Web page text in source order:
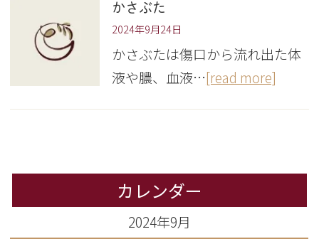
かさぶた
2024年9月24日
かさぶたは傷口から流れ出た体
液や膿、血液…[read more]
カレンダー
2024年9月